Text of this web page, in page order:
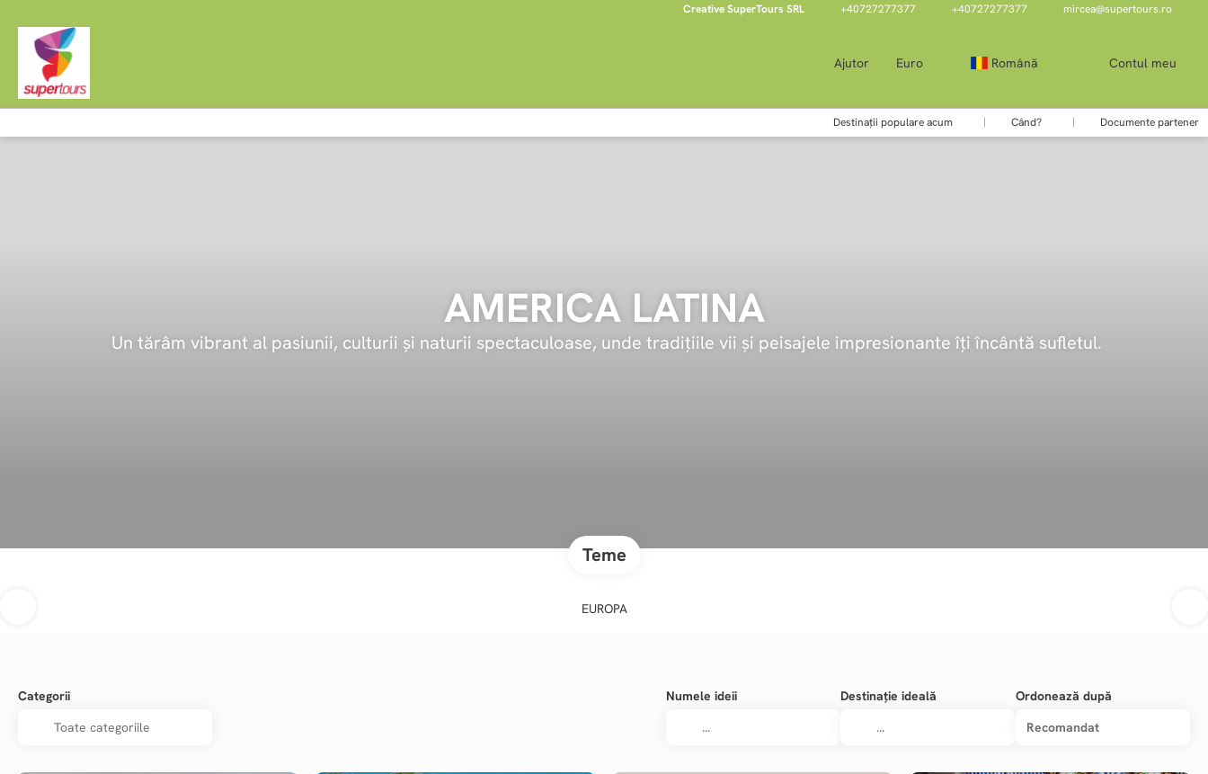
Creative SuperTours SRL +40727277377 +40727277377 mircea@supertours.ro
Ajutor Euro Română Contul meu
Destinații populare acum Când? Documente partener
AMERICA LATINA
Un tărâm vibrant al pasiunii, culturii și naturii spectaculoase, unde tradițiile vii și peisajele impresionante îți încântă sufletul.
Teme
EUROPA
Categorii Numele ideii Destinație ideală
Ordonează după
Recomandat